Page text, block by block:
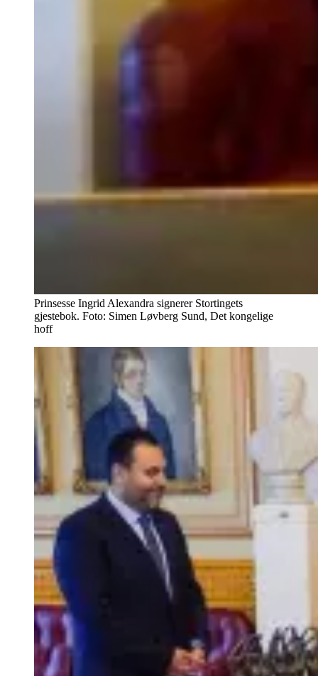
Prinsesse Ingrid Alexandra signerer Stortingets
gjestebok. Foto: Simen Løvberg Sund, Det kongelige
hoff